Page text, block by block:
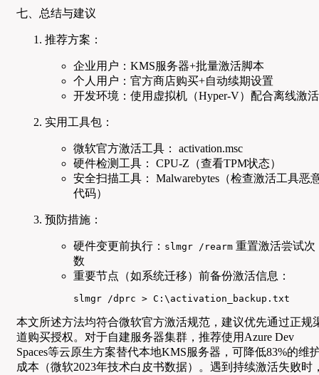
七、总结与建议
推荐方案：
企业用户：KMS服务器+批量激活脚本
个人用户：官方商店购买+自动续期设置
开发环境：使用虚拟机（Hyper-V）配合离线激活
实用工具包：
微软官方激活工具： activation.msc
硬件检测工具： CPU-Z（查看TPM状态）
安全扫描工具： Malwarebytes（检查激活工具恶
代码）
预防措施：
硬件变更前执行： slmgr /rearm 重置激活尝试次
数
重要节点（如系统迁移）前备份激活信息：
slmgr /dprc > C:\activation_backup.txt
本文所述方法均符合微软官方激活规范，建议优先通过正规
道购买授权。对于自建服务器集群，推荐使用Azure Dev
Spaces等云原生方案替代本地KMS服务器，可降低83%的维
成本（微软2023年技术白皮书数据）。遇到持续激活失败时